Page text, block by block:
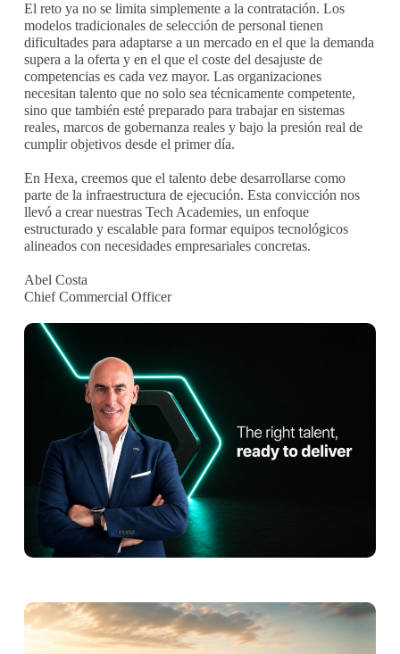
El reto ya no se limita simplemente a la contratación. Los
modelos tradicionales de selección de personal tienen
dificultades para adaptarse a un mercado en el que la demanda
supera a la oferta y en el que el coste del desajuste de
competencias es cada vez mayor. Las organizaciones
necesitan talento que no solo sea técnicamente competente,
sino que también esté preparado para trabajar en sistemas
reales, marcos de gobernanza reales y bajo la presión real de
cumplir objetivos desde el primer día.
En Hexa, creemos que el talento debe desarrollarse como
parte de la infraestructura de ejecución. Esta convicción nos
llevó a crear nuestras Tech Academies, un enfoque
estructurado y escalable para formar equipos tecnológicos
alineados con necesidades empresariales concretas.
Abel Costa
Chief Commercial Officer